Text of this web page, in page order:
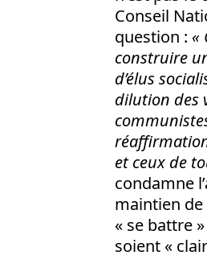
Conseil
question : «
construire
d’élus
dilution des
et ceux de
condamne
maintien
« se battre
soient «